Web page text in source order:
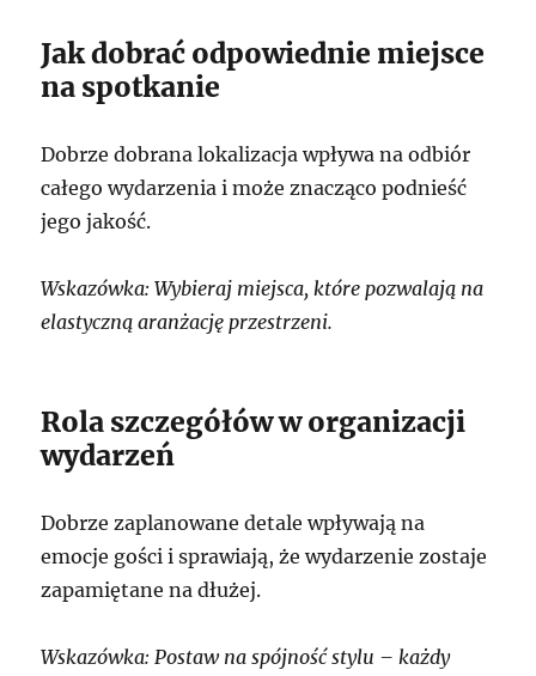
Jak dobrać odpowiednie miejsce
na spotkanie
Dobrze dobrana lokalizacja wpływa na odbiór
całego wydarzenia i może znacząco podnieść
jego jakość.
Wskazówka: Wybieraj miejsca, które pozwalają na
elastyczną aranżację przestrzeni.
Rola szczegółów w organizacji
wydarzeń
Dobrze zaplanowane detale wpływają na
emocje gości i sprawiają, że wydarzenie zostaje
zapamiętane na dłużej.
Wskazówka: Postaw na spójność stylu – każdy